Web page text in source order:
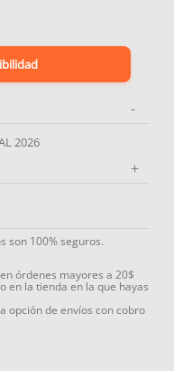
-
2026
+
son 100% seguros.
órdenes mayores a 20$
en la tienda en la que hayas
opción de envíos con cobro